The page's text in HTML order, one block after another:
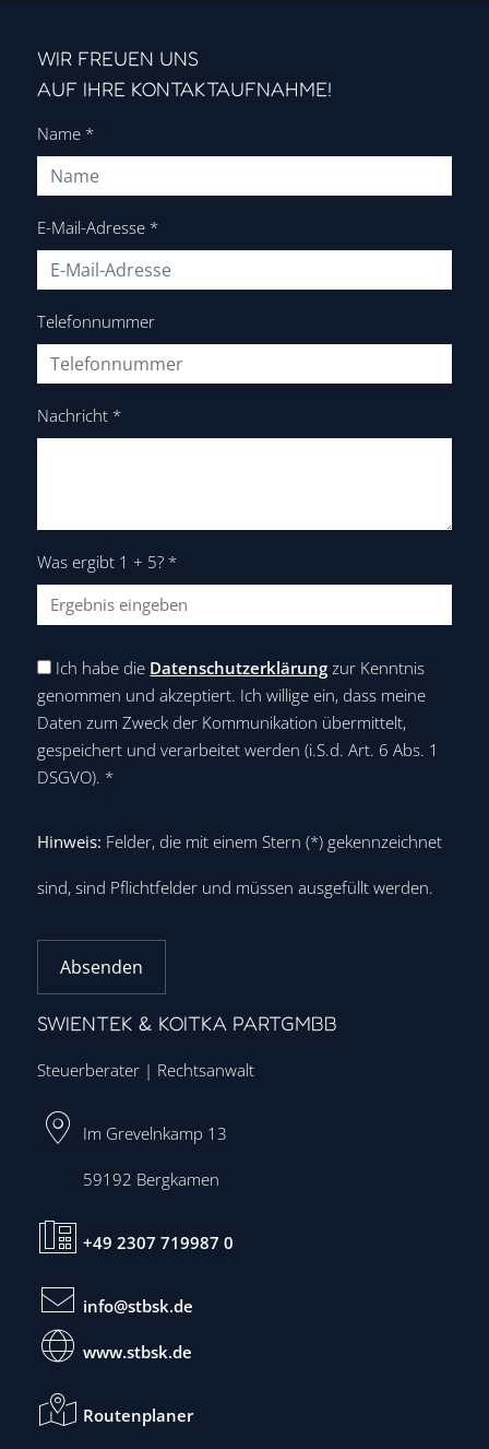
WIR FREUEN UNS
AUF IHRE KONTAKTAUFNAHME!
Name *
E-Mail-Adresse *
Telefonnummer
Nachricht *
Was ergibt 1 + 5? *
Ich habe die Datenschutzerklärung zur Kenntnis
genommen und akzeptiert. Ich willige ein, dass meine
Daten zum Zweck der Kommunikation übermittelt,
gespeichert und verarbeitet werden (i.S.d. Art. 6 Abs. 1
DSGVO). *
Hinweis: Felder, die mit einem Stern (*) gekennzeichnet
sind, sind Pflichtfelder und müssen ausgefüllt werden.
Absenden
SWIENTEK & KOITKA PARTGMBB
Steuerberater | Rechtsanwalt
Im Grevelnkamp 13
59192 Bergkamen
+49 2307 719987 0
info@stbsk.de
www.stbsk.de
Routenplaner